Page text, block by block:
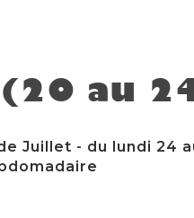
(20 au
Juillet - du lundi 24